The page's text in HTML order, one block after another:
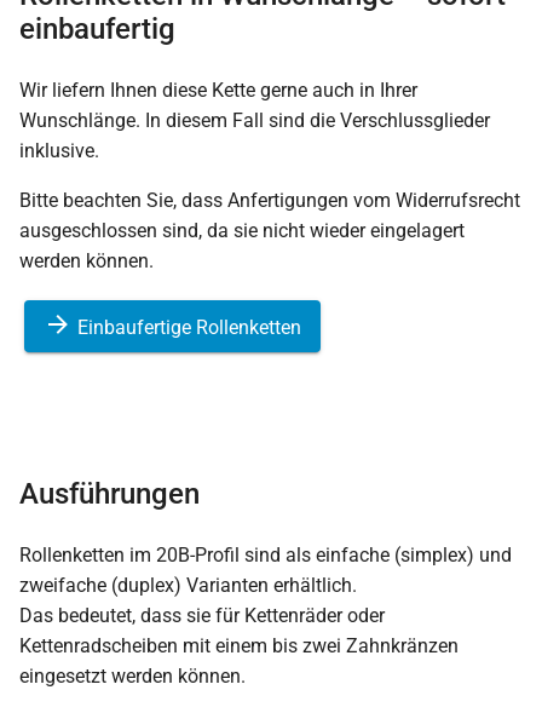
einbaufertig
Wir liefern Ihnen diese Kette gerne auch in Ihrer
Wunschlänge. In diesem Fall sind die Verschlussglieder
inklusive.
Bitte beachten Sie, dass Anfertigungen vom Widerrufsrecht
ausgeschlossen sind, da sie nicht wieder eingelagert
werden können.
Einbaufertige Rollenketten
Ausführungen
Rollenketten im 20B-Profil sind als einfache (simplex) und
zweifache (duplex) Varianten erhältlich.
Das bedeutet, dass sie für Kettenräder oder
Kettenradscheiben mit einem bis zwei Zahnkränzen
eingesetzt werden können.